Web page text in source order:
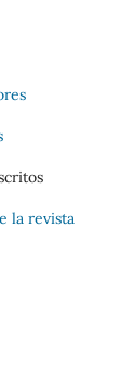
la revista